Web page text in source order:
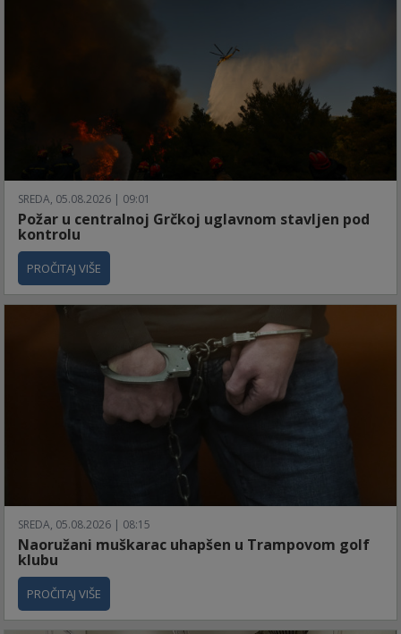
SREDA, 05.08.2026 | 09:01
Požar u centralnoj Grčkoj uglavnom stavljen pod
kontrolu
PROČITAJ VIŠE
SREDA, 05.08.2026 | 08:15
Naoružani muškarac uhapšen u Trampovom golf
klubu
PROČITAJ VIŠE